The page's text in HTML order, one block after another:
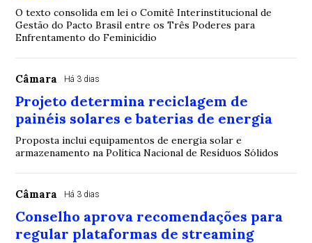
O texto consolida em lei o Comitê Interinstitucional de
Gestão do Pacto Brasil entre os Três Poderes para
Enfrentamento do Feminicídio
Câmara Há 3 dias
Projeto determina reciclagem de
painéis solares e baterias de energia
Proposta inclui equipamentos de energia solar e
armazenamento na Política Nacional de Resíduos Sólidos
Câmara Há 3 dias
Conselho aprova recomendações para
regular plataformas de streaming